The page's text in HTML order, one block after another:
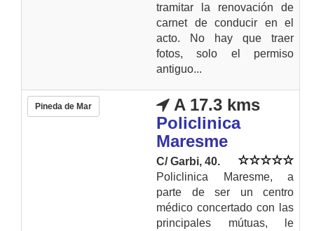
tramitar la renovación de
carnet de conducir en el
acto. No hay que traer
fotos, solo el permiso
antiguo...
Pineda de Mar
A 17.3 kms
Policlinica
Maresme
C/ Garbi, 40.
Policlinica Maresme, a
parte de ser un centro
médico concertado con las
principales mútuas, le